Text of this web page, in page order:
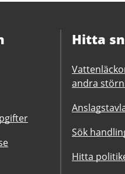
Hitta
andra
Sök
Hitta